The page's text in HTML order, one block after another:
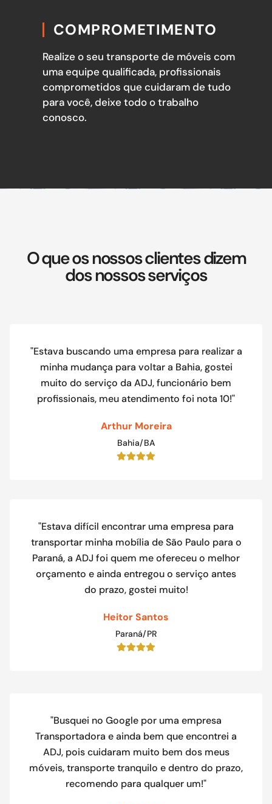
COMPROMETIMENTO
Realize o seu transporte de móveis com
uma equipe qualificada, profissionais
comprometidos que cuidaram de tudo
para você, deixe todo o trabalho
conosco.
O que os nossos clientes dizem
dos nossos serviços
"Estava buscando uma empresa para realizar a
minha mudança para voltar a Bahia, gostei
muito do serviço da ADJ, funcionário bem
profissionais, meu atendimento foi nota 10!"
Arthur Moreira
Bahia/BA
"Estava difícil encontrar uma empresa para
transportar minha mobília de São Paulo para o
Paraná, a ADJ foi quem me ofereceu o melhor
orçamento e ainda entregou o serviço antes
do prazo, gostei muito!
Heitor Santos
Paraná/PR
"Busquei no Google por uma empresa
Transportadora e ainda bem que encontrei a
ADJ, pois cuidaram muito bem dos meus
móveis, transporte tranquilo e dentro do prazo,
recomendo para qualquer um!"